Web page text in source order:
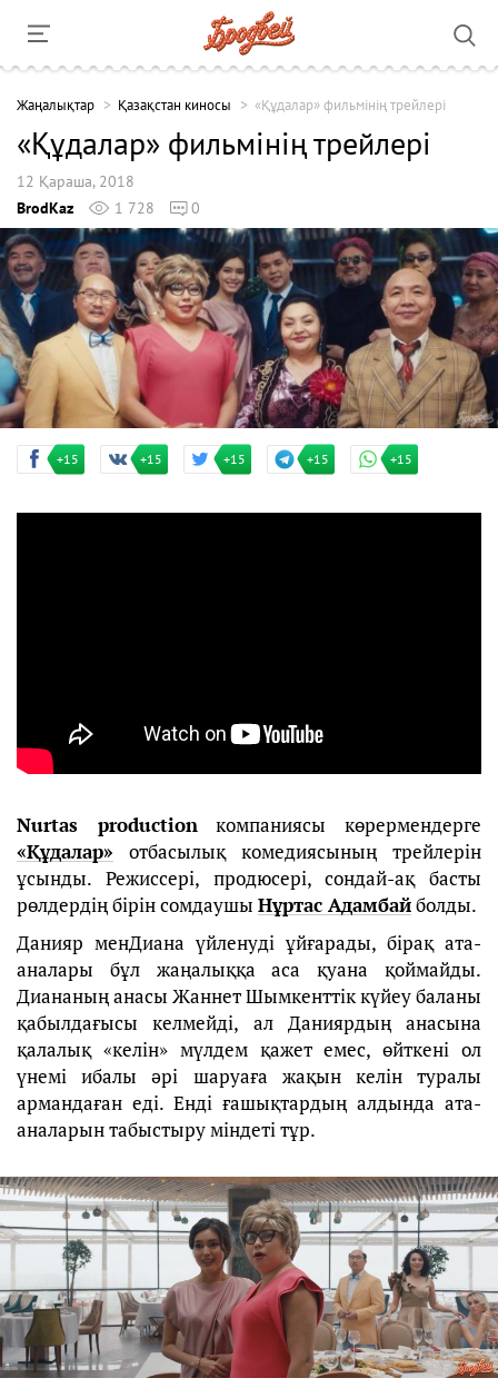
Жаңалықтар Қазақстан киносы «Құдалар» фильмінің трейлері
«Құдалар» фильмінің трейлері
12 Қараша, 2018
BrodKaz
1 728 0
+15 +15 +15 +15 +15
Nurtas productionкомпаниясы көрермендерге
«Құдалар» отбасылық комедиясының трейлерін
ұсынды. Режиссері, продюсері, сондай-ақ басты
рөлдердің бірін сомдаушы Нұртас Адамбайболды.
Данияр менДиана үйленуді ұйғарады, бірақ ата-
аналары бұл жаңалыққа аса қуана қоймайды.
Диананың анасы Жаннет Шымкенттік күйеу баланы
қабылдағысы келмейді, ал Даниярдың анасына
қалалық «келін» мүлдем қажет емес, өйткені ол
үнемі ибалы әрі шаруаға жақын келін туралы
армандаған еді. Енді ғашықтардың алдында ата-
аналарын табыстыру міндеті тұр.